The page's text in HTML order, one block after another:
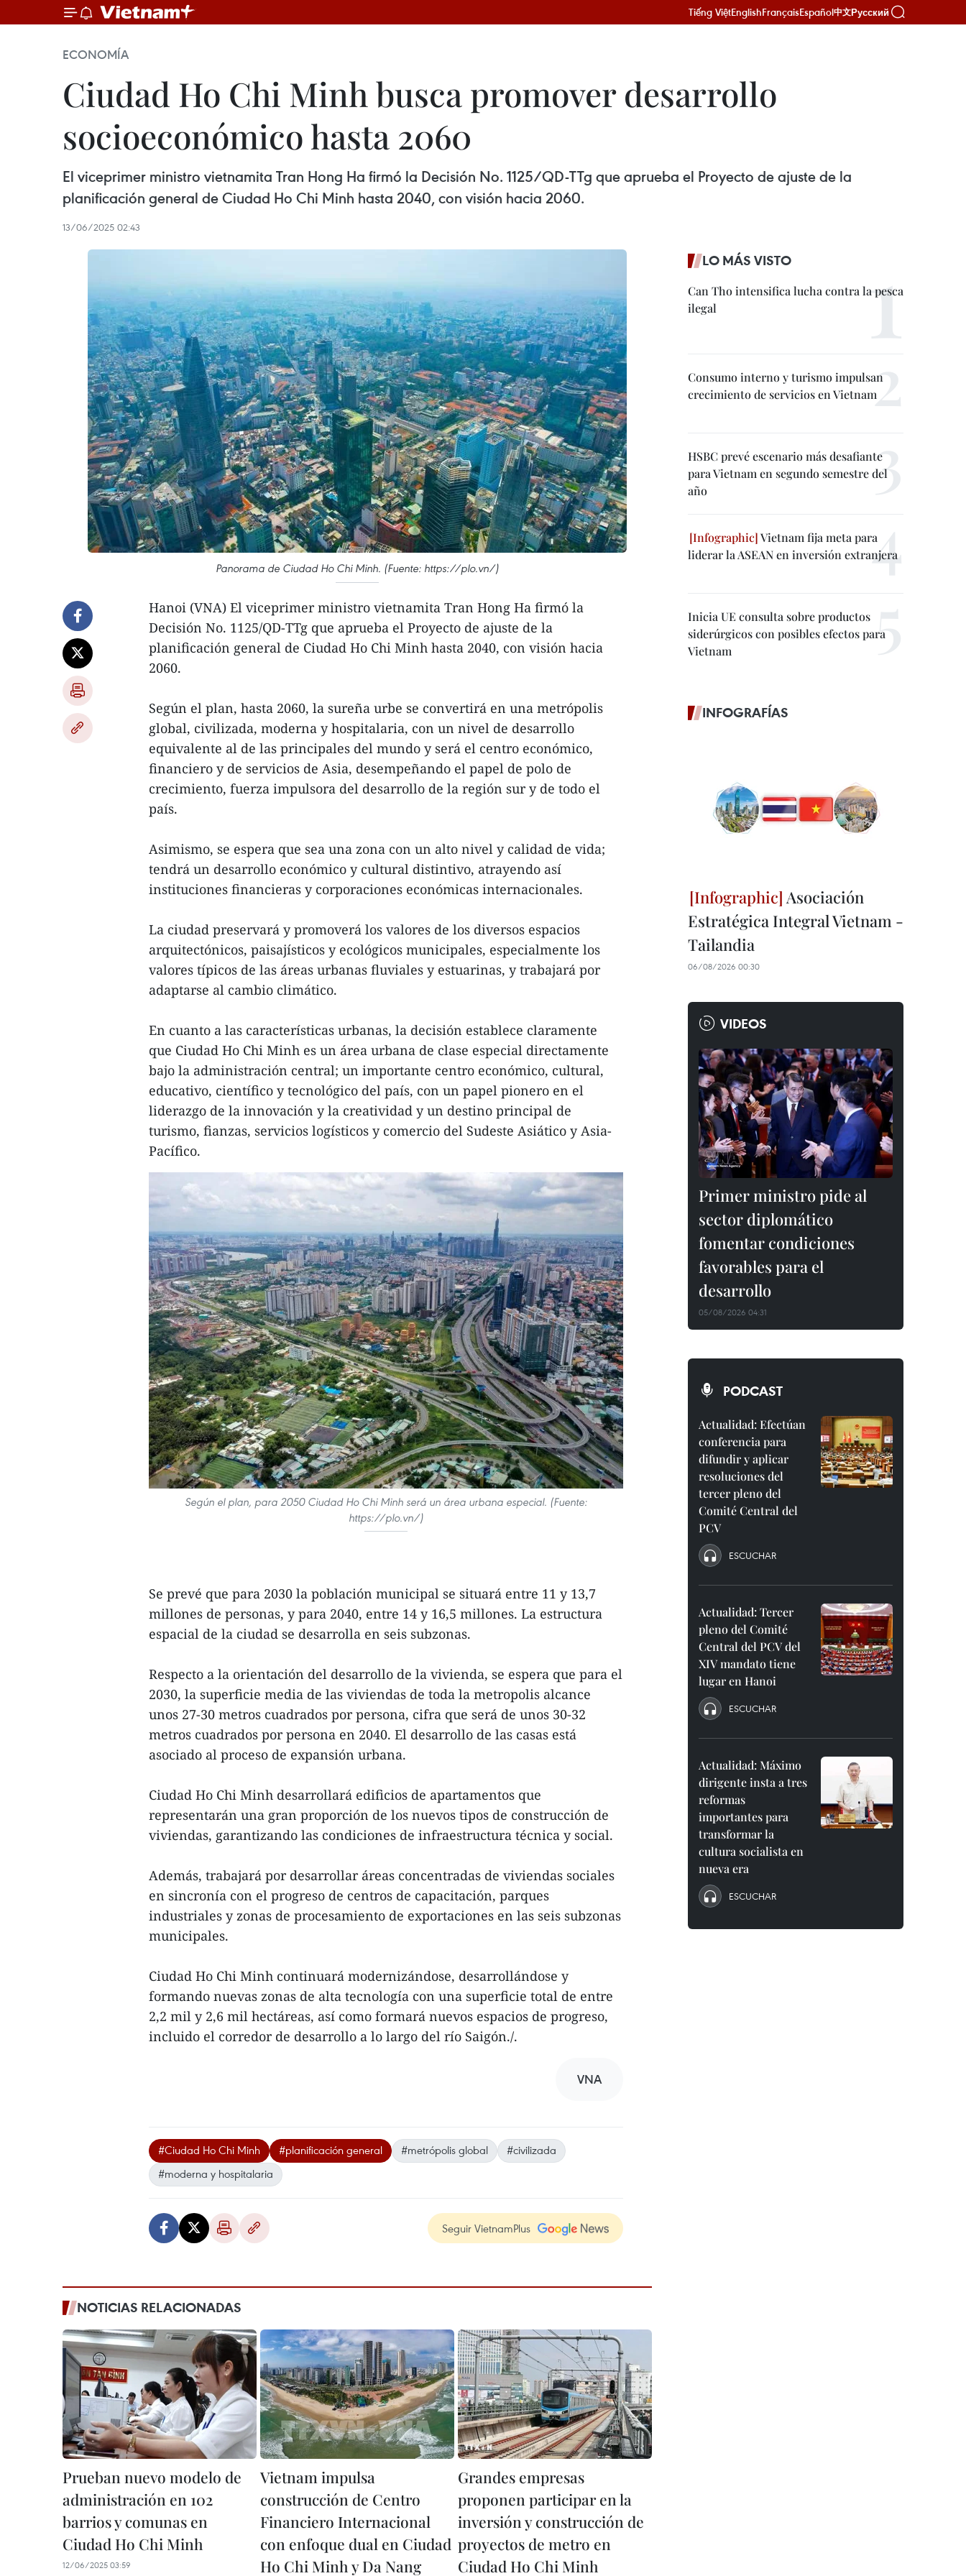
Tiếng ViệtEnglishFrançaisEspañol中文Русский
ECONOMÍA
Ciudad Ho Chi Minh busca promover desarrollo
socioeconómico hasta 2060
El viceprimer ministro vietnamita Tran Hong Ha firmó la Decisión No. 1125/QD-TTg que aprueba el Proyecto de ajuste de la
planificación general de Ciudad Ho Chi Minh hasta 2040, con visión hacia 2060.
13/06/2025 02:43
Panorama de Ciudad Ho Chi Minh. (Fuente: https://plo.vn/)
Hanoi (VNA) El viceprimer ministro vietnamita Tran Hong Ha firmó la
Decisión No. 1125/QD-TTg que aprueba el Proyecto de ajuste de la
planificación general de Ciudad Ho Chi Minh hasta 2040, con visión hacia
2060.
Según el plan, hasta 2060, la sureña urbe se convertirá en una metrópolis
global, civilizada, moderna y hospitalaria, con un nivel de desarrollo
equivalente al de las principales del mundo y será el centro económico,
financiero y de servicios de Asia, desempeñando el papel de polo de
crecimiento, fuerza impulsora del desarrollo de la región sur y de todo el
país.
Asimismo, se espera que sea una zona con un alto nivel y calidad de vida;
tendrá un desarrollo económico y cultural distintivo, atrayendo así
instituciones financieras y corporaciones económicas internacionales.
La ciudad preservará y promoverá los valores de los diversos espacios
arquitectónicos, paisajísticos y ecológicos municipales, especialmente los
valores típicos de las áreas urbanas fluviales y estuarinas, y trabajará por
adaptarse al cambio climático.
En cuanto a las características urbanas, la decisión establece claramente
que Ciudad Ho Chi Minh es un área urbana de clase especial directamente
bajo la administración central; un importante centro económico, cultural,
educativo, científico y tecnológico del país, con un papel pionero en el
liderazgo de la innovación y la creatividad y un destino principal de
turismo, fianzas, servicios logísticos y comercio del Sudeste Asiático y Asia-
Pacífico.
Según el plan, para 2050 Ciudad Ho Chi Minh será un área urbana especial. (Fuente:
https://plo.vn/)
Se prevé que para 2030 la población municipal se situará entre 11 y 13,7
millones de personas, y para 2040, entre 14 y 16,5 millones. La estructura
espacial de la ciudad se desarrolla en seis subzonas.
Respecto a la orientación del desarrollo de la vivienda, se espera que para el
2030, la superficie media de las viviendas de toda la metropolis alcance
unos 27-30 metros cuadrados por persona, cifra que será de unos 30-32
metros cuadrados por persona en 2040. El desarrollo de las casas está
asociado al proceso de expansión urbana.
Ciudad Ho Chi Minh desarrollará edificios de apartamentos que
representarán una gran proporción de los nuevos tipos de construcción de
viviendas, garantizando las condiciones de infraestructura técnica y social.
Además, trabajará por desarrollar áreas concentradas de viviendas sociales
en sincronía con el progreso de centros de capacitación, parques
industriales y zonas de procesamiento de exportaciones en las seis subzonas
municipales.
Ciudad Ho Chi Minh continuará modernizándose, desarrollándose y
formando nuevas zonas de alta tecnología con una superficie total de entre
2,2 mil y 2,6 mil hectáreas, así como formará nuevos espacios de progreso,
incluido el corredor de desarrollo a lo largo del río Saigón./.
VNA
#Ciudad Ho Chi Minh #planificación general #metrópolis global
#civilizada
#moderna y hospitalaria
Seguir VietnamPlus
NOTICIAS RELACIONADAS
Prueban nuevo modelo de
administración en 102
barrios y comunas en
Ciudad Ho Chi Minh
12/06/2025 03:59
Vietnam impulsa
construcción de Centro
Financiero Internacional
con enfoque dual en Ciudad
Ho Chi Minh y Da Nang
Grandes empresas
proponen participar en la
inversión y construcción de
proyectos de metro en
Ciudad Ho Chi Minh
LO MÁS VISTO
Can Tho intensifica lucha contra la pesca
ilegal
Consumo interno y turismo impulsan
crecimiento de servicios en Vietnam
HSBC prevé escenario más desafiante
para Vietnam en segundo semestre del
año
Vietnam fija meta para
liderar la ASEAN en inversión extranjera
Inicia UE consulta sobre productos
siderúrgicos con posibles efectos para
Vietnam
INFOGRAFÍAS
Asociación
Estratégica Integral Vietnam -
Tailandia
06/08/2026 00:30
VIDEOS
Primer ministro pide al
sector diplomático
fomentar condiciones
favorables para el
desarrollo
05/08/2026 04:31
PODCAST
Actualidad: Efectúan
conferencia para
difundir y aplicar
resoluciones del
tercer pleno del
Comité Central del
PCV
ESCUCHAR
Actualidad: Tercer
pleno del Comité
Central del PCV del
XIV mandato tiene
lugar en Hanoi
ESCUCHAR
Actualidad: Máximo
dirigente insta a tres
reformas
importantes para
transformar la
cultura socialista en
nueva era
ESCUCHAR